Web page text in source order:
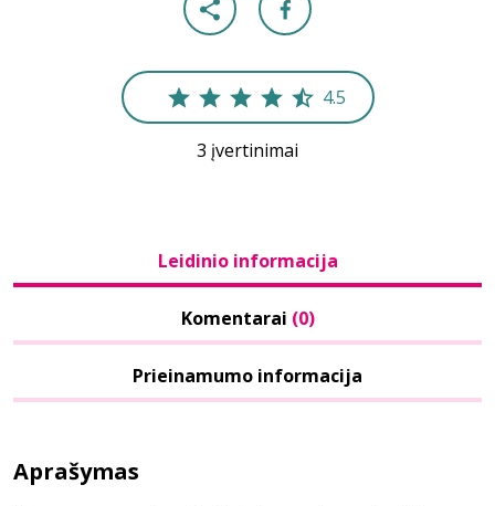
4.5
3 įvertinimai
Leidinio informacija
Komentarai (0)
Prieinamumo informacija
Aprašymas